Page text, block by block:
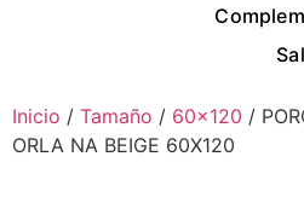
Inicio / Tamaño / 60x120 /
ORLA NA BEIGE 60X120